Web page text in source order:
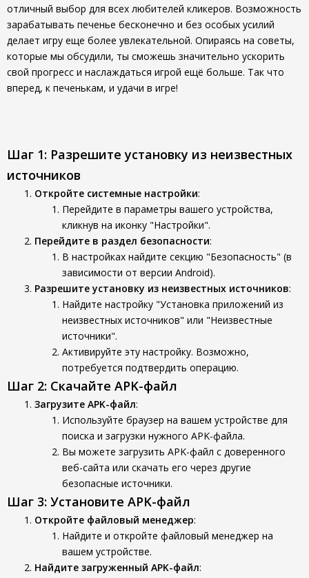
отличный выбор для всех любителей кликеров. Возможность
зарабатывать печенье бесконечно и без особых усилий
делает игру еще более увлекательной. Опираясь на советы,
которые мы обсудили, ты сможешь значительно ускорить
свой прогресс и наслаждаться игрой ещё больше. Так что
вперед, к печенькам, и удачи в игре!
Шаг 1: Разрешите установку из неизвестных
источников
Откройте системные настройки:
Перейдите в параметры вашего устройства,
кликнув на иконку "Настройки".
Перейдите в раздел безопасности:
В настройках найдите секцию "Безопасность" (в
зависимости от версии Android).
Разрешите установку из неизвестных источников:
Найдите настройку "Установка приложений из
неизвестных источников" или "Неизвестные
источники".
Активируйте эту настройку. Возможно,
потребуется подтвердить операцию.
Шаг 2: Скачайте APK-файл
Загрузите APK-файл:
Используйте браузер на вашем устройстве для
поиска и загрузки нужного APK-файла.
Вы можете загрузить APK-файл с доверенного
веб-сайта или скачать его через другие
безопасные источники.
Шаг 3: Установите APK-файл
Откройте файловый менеджер:
Найдите и откройте файловый менеджер на
вашем устройстве.
Найдите загруженный APK-файл: